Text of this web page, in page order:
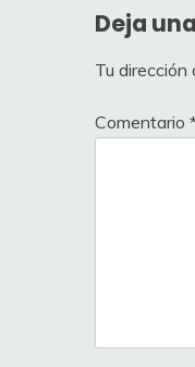
Deja
Tu dirección
Comentario